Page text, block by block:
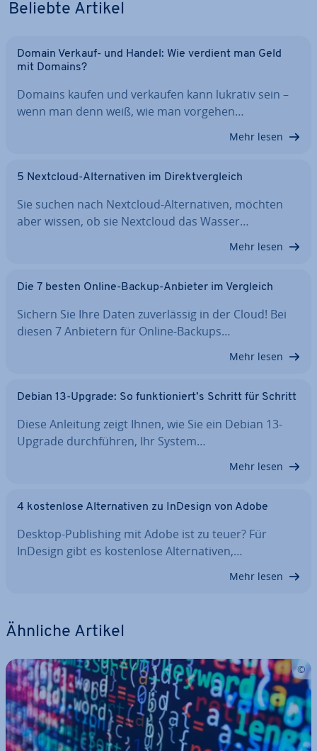
Beliebte Artikel
Domain Verkauf- und Handel: Wie verdient man Geld
mit Domains?
Domains kaufen und verkaufen kann lukrativ sein –
wenn man denn weiß, wie man vorgehen…
Mehr lesen
5 Nextcloud-Al­ter­na­ti­ven im Di­rekt­ver­gleich
Sie suchen nach Nextcloud-Al­ter­na­ti­ven, möchten
aber wissen, ob sie Nextcloud das Wasser…
Mehr lesen
Die 7 besten Online-Backup-Anbieter im Vergleich
Sichern Sie Ihre Daten zu­ver­läs­sig in der Cloud! Bei
diesen 7 Anbietern für Online-Backups…
Mehr lesen
Debian 13-Upgrade: So funk­tio­niert’s Schritt für Schritt
Diese Anleitung zeigt Ihnen, wie Sie ein Debian 13-
Upgrade durch­füh­ren, Ihr System…
Mehr lesen
4 kos­ten­lo­se Al­ter­na­ti­ven zu InDesign von Adobe
Desktop-Pu­bli­shing mit Adobe ist zu teuer? Für
InDesign gibt es kos­ten­lo­se Al­ter­na­ti­ven,…
Mehr lesen
Ähnliche Artikel